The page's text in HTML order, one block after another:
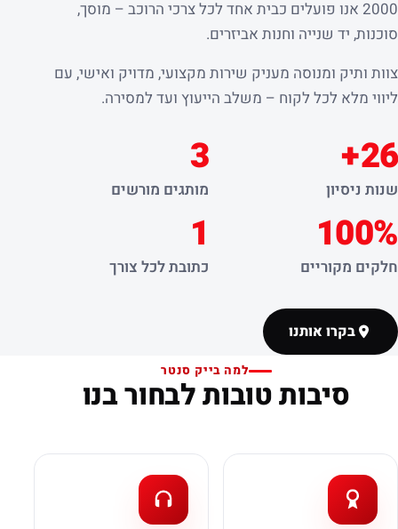
2000 אנו פועלים כבית אחד לכל צרכי הרוכב – מוסך,
סוכנות, יד שנייה וחנות אביזרים.
צוות ותיק ומנוסה מעניק שירות מקצועי, מדויק ואישי, עם
ליווי מלא לכל לקוח – משלב הייעוץ ועד למסירה.
26+
שנות ניסיון
3
מותגים מורשים
100%
חלקים מקוריים
1
כתובת לכל צורך
בקרו אותנו
למה בייק סנטר
סיבות טובות לבחור בנו